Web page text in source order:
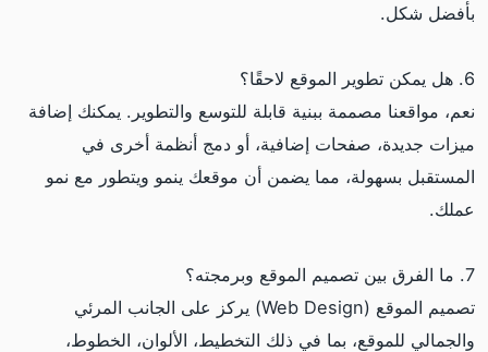
بأفضل شكل.
6. هل يمكن تطوير الموقع لاحقًا؟
نعم، مواقعنا مصممة ببنية قابلة للتوسع والتطوير. يمكنك إضافة
ميزات جديدة، صفحات إضافية، أو دمج أنظمة أخرى في
المستقبل بسهولة، مما يضمن أن موقعك ينمو ويتطور مع نمو
عملك.
7. ما الفرق بين تصميم الموقع وبرمجته؟
تصميم الموقع (Web Design) يركز على الجانب المرئي
والجمالي للموقع، بما في ذلك التخطيط، الألوان، الخطوط،